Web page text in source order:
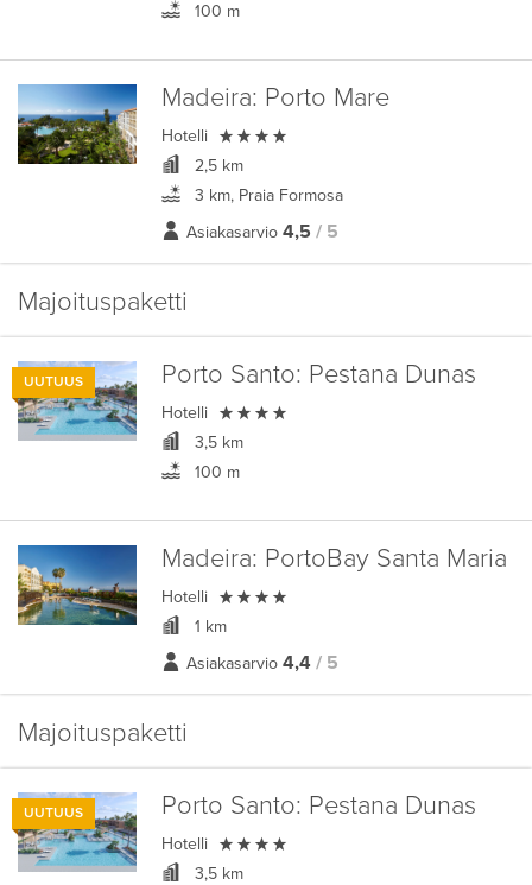
100 m
Madeira: Porto Mare
Hotelli 
2,5 km
3 km, Praia Formosa
Asiakasarvio 4,5 / 5
Majoituspaketti
UUTUUS Porto Santo: Pestana Dunas
Hotelli 
3,5 km
100 m
Madeira: PortoBay Santa Maria
Hotelli 
1 km
Asiakasarvio 4,4 / 5
Majoituspaketti
UUTUUS Porto Santo: Pestana Dunas
Hotelli 
3,5 km